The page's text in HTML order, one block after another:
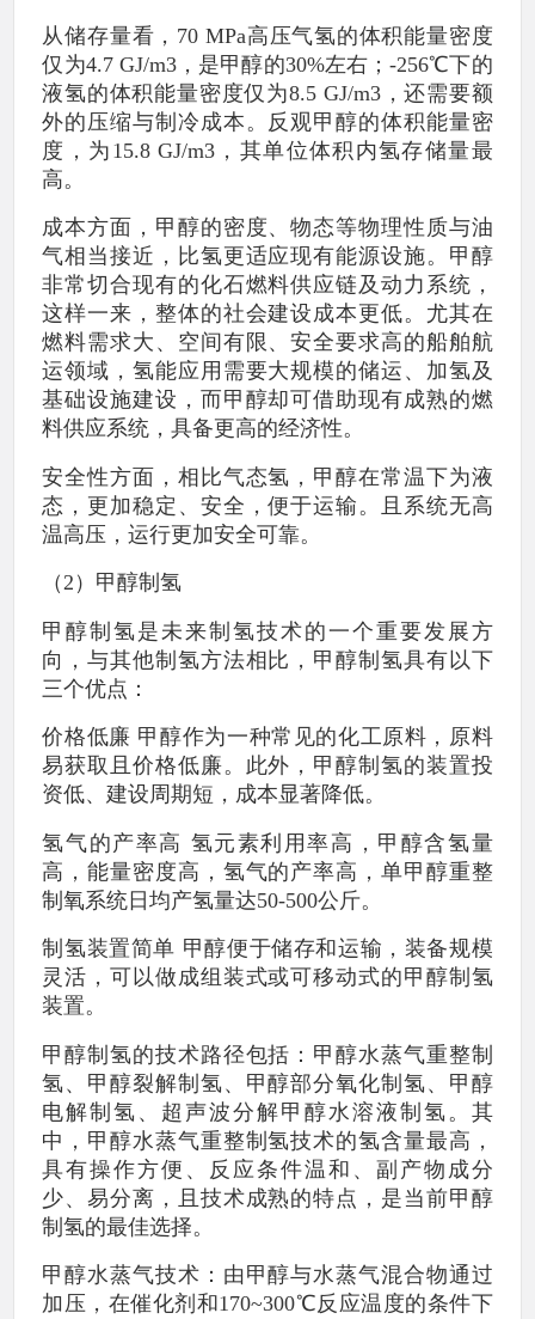
从储存量看，70 MPa高压气氢的体积能量密度
仅为4.7 GJ/m3，是甲醇的30%左右；-256℃下的
液氢的体积能量密度仅为8.5 GJ/m3，还需要额
外的压缩与制冷成本。反观甲醇的体积能量密
度，为15.8 GJ/m3，其单位体积内氢存储量最
高。
成本方面，甲醇的密度、物态等物理性质与油
气相当接近，比氢更适应现有能源设施。甲醇
非常切合现有的化石燃料供应链及动力系统，
这样一来，整体的社会建设成本更低。尤其在
燃料需求大、空间有限、安全要求高的船舶航
运领域，氢能应用需要大规模的储运、加氢及
基础设施建设，而甲醇却可借助现有成熟的燃
料供应系统，具备更高的经济性。
安全性方面，相比气态氢，甲醇在常温下为液
态，更加稳定、安全，便于运输。且系统无高
温高压，运行更加安全可靠。
（2）甲醇制氢
甲醇制氢是未来制氢技术的一个重要发展方
向，与其他制氢方法相比，甲醇制氢具有以下
三个优点：
价格低廉 甲醇作为一种常见的化工原料，原料
易获取且价格低廉。此外，甲醇制氢的装置投
资低、建设周期短，成本显著降低。
氢气的产率高 氢元素利用率高，甲醇含氢量
高，能量密度高，氢气的产率高，单甲醇重整
制氧系统日均产氢量达50-500公斤。
制氢装置简单 甲醇便于储存和运输，装备规模
灵活，可以做成组装式或可移动式的甲醇制氢
装置。
甲醇制氢的技术路径包括：甲醇水蒸气重整制
氢、甲醇裂解制氢、甲醇部分氧化制氢、甲醇
电解制氢、超声波分解甲醇水溶液制氢。其
中，甲醇水蒸气重整制氢技术的氢含量最高，
具有操作方便、反应条件温和、副产物成分
少、易分离，且技术成熟的特点，是当前甲醇
制氢的最佳选择。
甲醇水蒸气技术：由甲醇与水蒸气混合物通过
加压，在催化剂和170~300℃反应温度的条件下